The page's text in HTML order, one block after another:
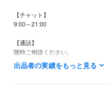
【チャット】
9:00～21:00
【通話】
随時ご相談ください。
得意分野
集客・マーケティング相談
集客
出品者の実績をもっと見る